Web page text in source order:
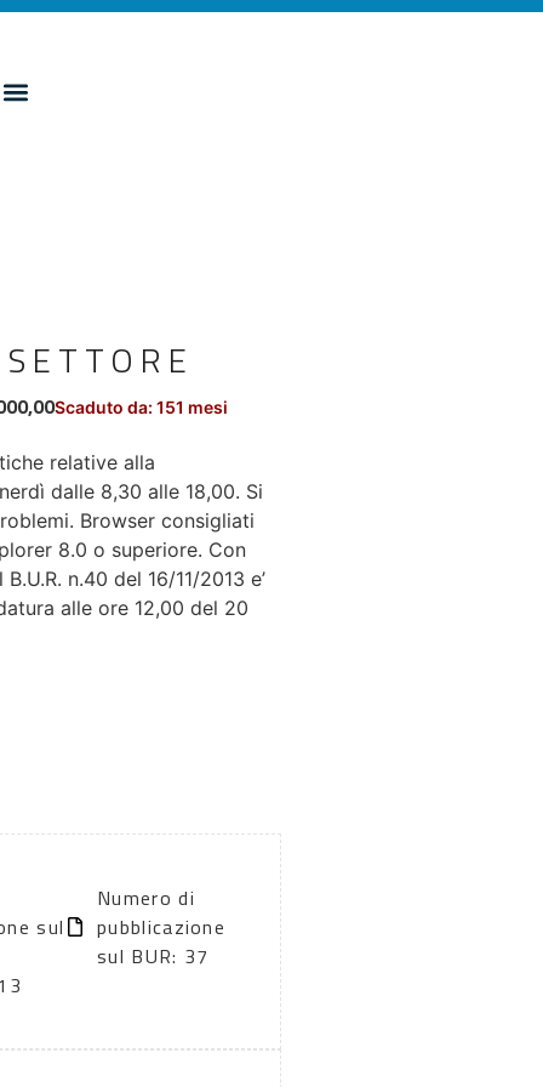
Scaduto da: 151 mesi
relative alla
dalle 8,30 alle 18,00. Si
Browser consigliati
8.0 o superiore. Con
n.40 del 16/11/2013 e’
alle ore 12,00 del 20
sul
Numero di
pubblicazione
sul BUR: 37